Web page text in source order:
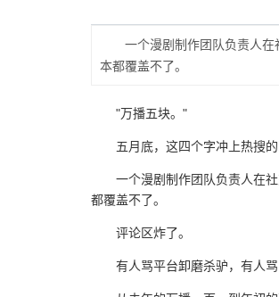
一个漫剧制作团队负责人
本都覆盖不了。
"万播五块。"
五月底，这四个字冲上热搜
一个漫剧制作团队负责人在
都覆盖不了。
评论区炸了。
有人骂平台卸磨杀驴，有人